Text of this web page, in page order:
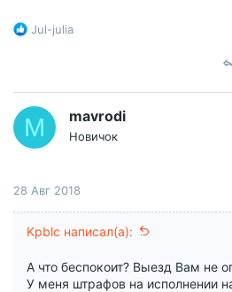
Р
ц
и
и
:
Jul-julia
M mavrodi
Новичок
28 Авг 2018
Kpblc написал(а):
А что беспокоит? Выезд Вам не
У меня штрафов на исполнении